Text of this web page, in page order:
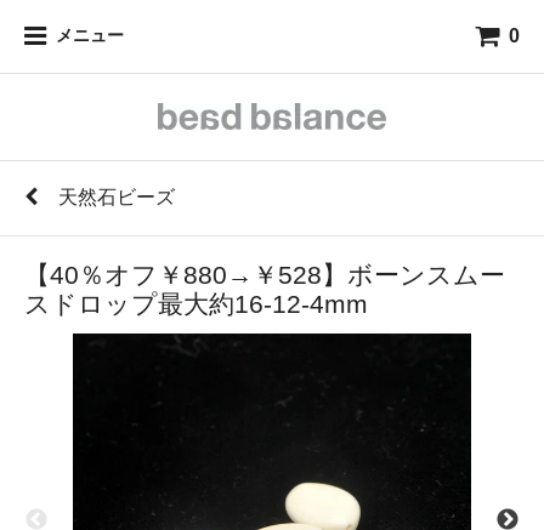
メニュー 0
天然石ビーズ
【40％オフ￥880→￥528】ボーンスムー
スドロップ最大約16-12-4mm